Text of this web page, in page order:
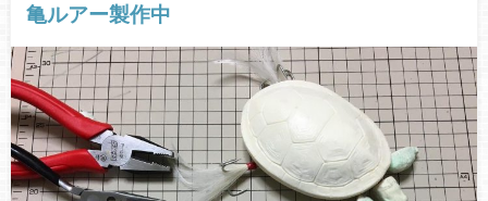
亀ルアー製作中